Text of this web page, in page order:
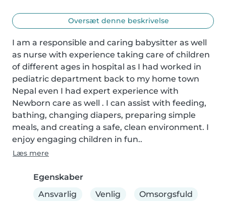
Oversæt denne beskrivelse
I am a responsible and caring babysitter as well
as nurse with experience taking care of children
of different ages in hospital as I had worked in
pediatric department back to my home town
Nepal even I had expert experience with
Newborn care as well . I can assist with feeding,
bathing, changing diapers, preparing simple
meals, and creating a safe, clean environment. I
enjoy engaging children in fun..
Læs mere
Egenskaber
Ansvarlig
Venlig Omsorgsfuld